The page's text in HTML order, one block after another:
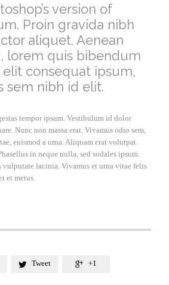
version of
Proin gravida nibh
aliquet. Aenean
lorem quis bibendum
elit consequat ipsum,
sem nibh id elit.
tempor ipsum. Vestibulum id dolor
Nunc non massa erat. Vivamus odio sem,
euismod a urna. Aliquam erat volutpat.
in neque nulla, sed sodales ipsum.
vulputate lacinia. Vivamus et urna vitae felis
et metus.
 Tweet  +1